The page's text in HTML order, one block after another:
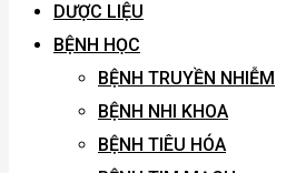
DƯỢC LIỆU
BỆNH HỌC
BỆNH TRUYỀN NHIỄM
BỆNH NHI KHOA
BỆNH TIÊU HÓA